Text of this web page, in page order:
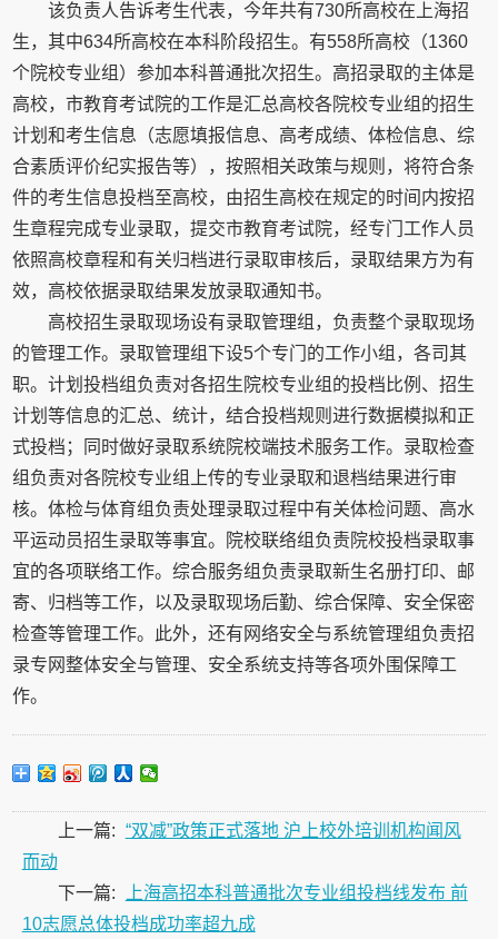
该负责人告诉考生代表，今年共有730所高校在上海招
生，其中634所高校在本科阶段招生。有558所高校（1360
个院校专业组）参加本科普通批次招生。高招录取的主体是
高校，市教育考试院的工作是汇总高校各院校专业组的招生
计划和考生信息（志愿填报信息、高考成绩、体检信息、综
合素质评价纪实报告等），按照相关政策与规则，将符合条
件的考生信息投档至高校，由招生高校在规定的时间内按招
生章程完成专业录取，提交市教育考试院，经专门工作人员
依照高校章程和有关归档进行录取审核后，录取结果方为有
效，高校依据录取结果发放录取通知书。
高校招生录取现场设有录取管理组，负责整个录取现场
的管理工作。录取管理组下设5个专门的工作小组，各司其
职。计划投档组负责对各招生院校专业组的投档比例、招生
计划等信息的汇总、统计，结合投档规则进行数据模拟和正
式投档；同时做好录取系统院校端技术服务工作。录取检查
组负责对各院校专业组上传的专业录取和退档结果进行审
核。体检与体育组负责处理录取过程中有关体检问题、高水
平运动员招生录取等事宜。院校联络组负责院校投档录取事
宜的各项联络工作。综合服务组负责录取新生名册打印、邮
寄、归档等工作，以及录取现场后勤、综合保障、安全保密
检查等管理工作。此外，还有网络安全与系统管理组负责招
录专网整体安全与管理、安全系统支持等各项外围保障工
作。
上一篇: “双减”政策正式落地 沪上校外培训机构闻风
而动
下一篇:
上海高招本科普通批次专业组投档线发布 前
10志愿总体投档成功率超九成